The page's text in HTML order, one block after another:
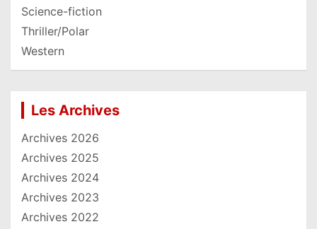
Science-fiction
Thriller/Polar
Western
Les Archives
Archives 2026
Archives 2025
Archives 2024
Archives 2023
Archives 2022